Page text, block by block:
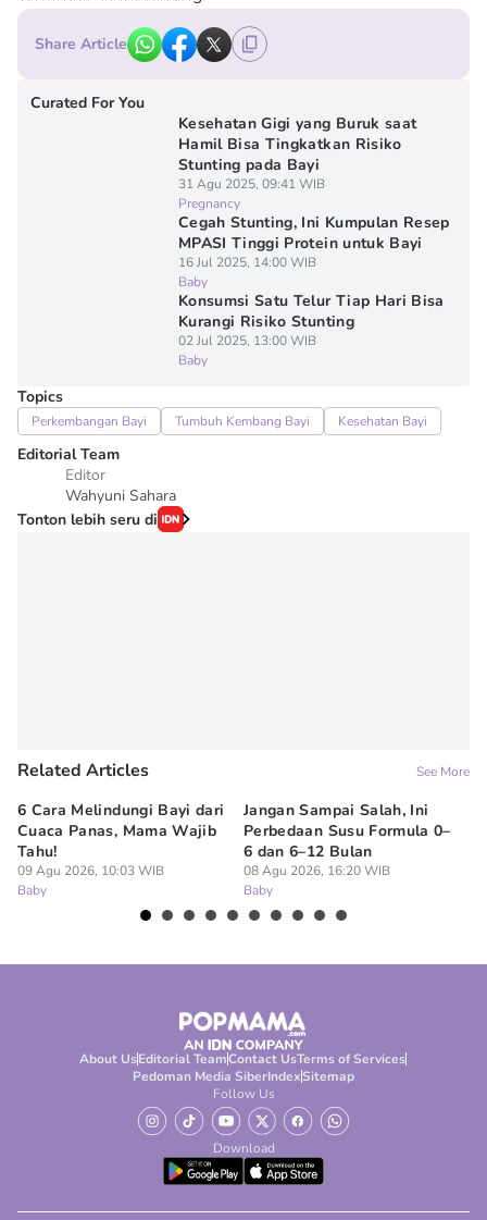
Share Article
Curated For You
Kesehatan Gigi yang Buruk saat
Hamil Bisa Tingkatkan Risiko
Stunting pada Bayi
31 Agu 2025, 09:41 WIB
Pregnancy
Cegah Stunting, Ini Kumpulan Resep
MPASI Tinggi Protein untuk Bayi
16 Jul 2025, 14:00 WIB
Baby
Konsumsi Satu Telur Tiap Hari Bisa
Kurangi Risiko Stunting
02 Jul 2025, 13:00 WIB
Baby
Topics
Perkembangan Bayi Tumbuh Kembang Bayi Kesehatan Bayi
Editorial Team
Editor
Wahyuni Sahara
Tonton lebih seru di
Related Articles See More
6 Cara Melindungi Bayi dari
Cuaca Panas, Mama Wajib
Tahu!
09 Agu 2026, 10:03 WIB
Baby
Jangan Sampai Salah, Ini
Perbedaan Susu Formula 0–
6 dan 6–12 Bulan
08 Agu 2026, 16:20 WIB
Baby
About UsEditorial TeamContact UsTerms of Services
Pedoman Media SiberIndexSitemap
Follow Us
Download